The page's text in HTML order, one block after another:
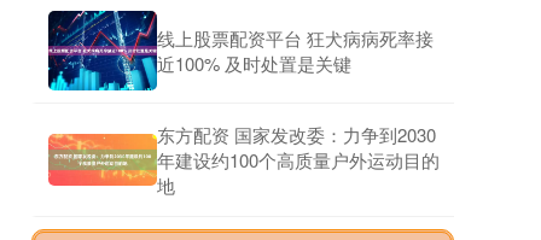
线上股票配资平台 狂犬病病死率接
近100% 及时处置是关键
东方配资 国家发改委：力争到2030
年建设约100个高质量户外运动目的
地